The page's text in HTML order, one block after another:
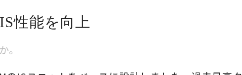
性能を向上